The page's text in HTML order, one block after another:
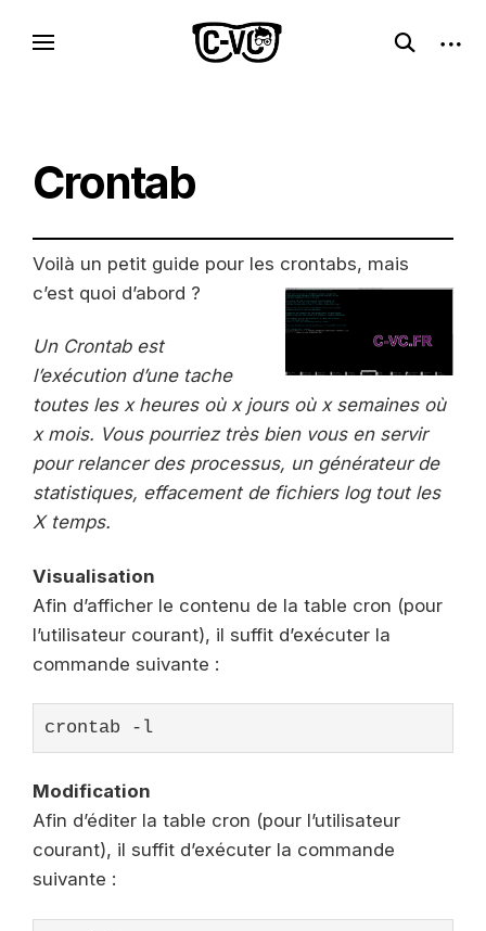
C-VC – Internet Libre, Logiciels & Culture
Geek
Logiciels libres, esprit geek
open
search
open
Crontab
Voilà un petit guide pour les crontabs, mais
c’est quoi d’abord ?
Un Crontab est
l’exécution d’une tache
toutes les x heures où x jours où x semaines où
x mois. Vous pourriez très bien vous en servir
pour relancer des processus, un générateur de
statistiques, effacement de fichiers log tout les
X temps.
Visualisation
Afin d’afficher le contenu de la table cron (pour
l’utilisateur courant), il suffit d’exécuter la
commande suivante :
crontab -l
Modification
Afin d’éditer la table cron (pour l’utilisateur
courant), il suffit d’exécuter la commande
suivante :